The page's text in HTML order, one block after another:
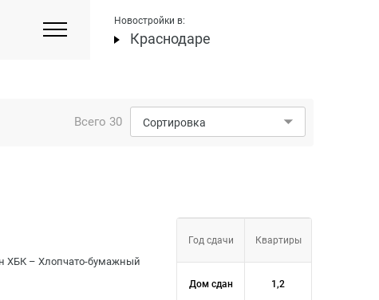
Новостройки в:
Краснодаре
Всего 30 Сортировка
н ХБК – Хлопчато-бумажный
Год сдачи Квартиры
Дом сдан 1,2